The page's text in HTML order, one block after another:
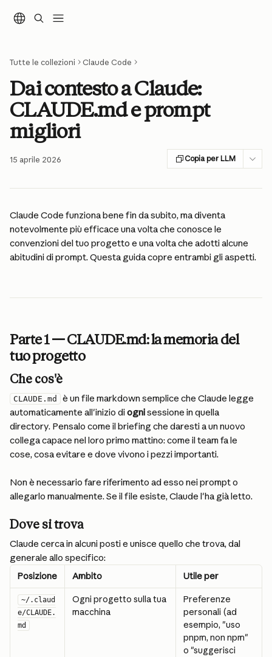
Tutte le collezioni Claude Code
Dai contesto a Claude:
CLAUDE.md e prompt
migliori
15 aprile 2026 Copia per LLM
Claude Code funziona bene fin da subito, ma diventa
notevolmente più efficace una volta che conosce le
convenzioni del tuo progetto e una volta che adotti alcune
abitudini di prompt. Questa guida copre entrambi gli aspetti.
Parte 1 — CLAUDE.md: la memoria del
tuo progetto
Che cos'è
CLAUDE.md
è un file markdown semplice che Claude legge
automaticamente all'inizio di ogni sessione in quella
directory. Pensalo come il briefing che daresti a un nuovo
collega capace nel loro primo mattino: come il team fa le
cose, cosa evitare e dove vivono i pezzi importanti.
Non è necessario fare riferimento ad esso nei prompt o
allegarlo manualmente. Se il file esiste, Claude l'ha già letto.
Dove si trova
Claude cerca in alcuni posti e unisce quello che trova, dal
generale allo specifico:
Posizione Ambito Utile per
~/.claud
e/CLAUDE.
md
Ogni progetto sulla tua
macchina
Preferenze
personali (ad
esempio, "uso
pnpm, non npm"
o "suggerisci